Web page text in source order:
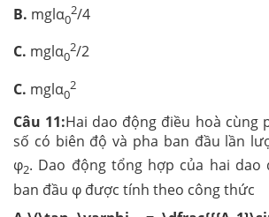
B. mglα0
2/4
C. mglα0
2/2
C. mglα0
2
Câu 11:Hai dao động điều hoà cùng
số có biên độ và pha ban đầu lần
φ2. Dao động tổng hợp của hai dao
ban đầu φ được tính theo công thức